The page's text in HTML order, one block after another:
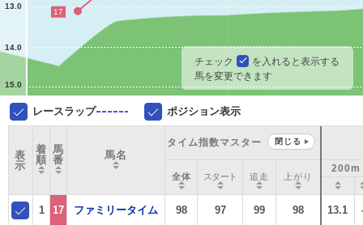
13.0
14.0
15.0
17
チェック
を入れると表示する
馬を変更できます
レースラップ ポジション表示
表
示
着
順
馬
番
馬名
タイム指数マスター 閉じる
全体 スタート 追走 上がり
200m
1 17 ファミリータイム 98 97 99 98 13.1